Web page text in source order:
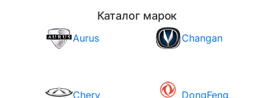
Каталог марок
Aurus Changan
Chery DongFeng